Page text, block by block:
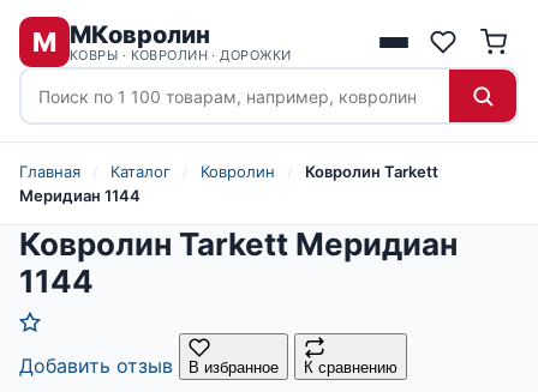
М МКовролин
КОВРЫ · КОВРОЛИН · ДОРОЖКИ
Главная / Каталог / Ковролин /
Ковролин Tarkett
Меридиан 1144
Ковролин Tarkett Меридиан
1144
Добавить отзыв В избранное К сравнению